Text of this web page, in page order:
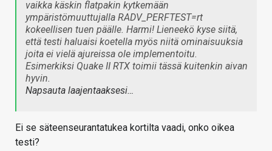
vaikka käskin flatpakin kytkemään
ympäristömuuttujalla RADV_PERFTEST=rt
kokeellisen tuen päälle. Harmi! Lieneekö kyse siitä,
että testi haluaisi koetella myös niitä ominaisuuksia
joita ei vielä ajureissa ole implementoitu.
Esimerkiksi Quake II RTX toimii tässä kuitenkin aivan
hyvin.
Napsauta laajentaaksesi…
Ei se säteenseurantatukea kortilta vaadi, onko oikea
testi?